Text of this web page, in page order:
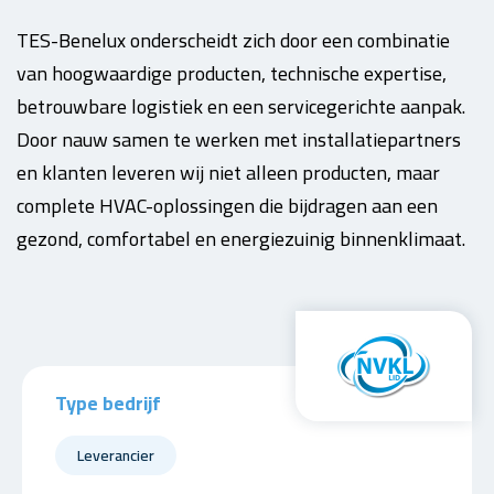
TES-Benelux onderscheidt zich door een combinatie
van hoogwaardige producten, technische expertise,
betrouwbare logistiek en een servicegerichte aanpak.
Door nauw samen te werken met installatiepartners
en klanten leveren wij niet alleen producten, maar
complete HVAC-oplossingen die bijdragen aan een
gezond, comfortabel en energiezuinig binnenklimaat.
Type bedrijf
Leverancier